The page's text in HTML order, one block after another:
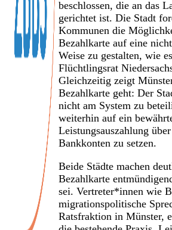
beschlossen, die an das
gerichtet ist. Die Stadt
Kommunen die
Bezahlkarte auf eine
Weise zu gestalten, wie
Flüchtlingsrat
Gleichzeitig zeigt
Bezahlkarte geht: Der
nicht am System zu
weiterhin auf ein
Leistungsauszahlung
Bankkonten zu setzen.
Beide Städte machen
Bezahlkarte
sei. Vertreter*innen wie
migrationspolitische
Ratsfraktion in Münster,